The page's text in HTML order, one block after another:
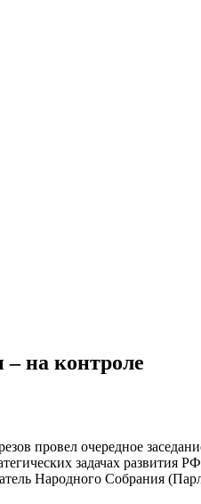
на контроле
провел очередное
задачах развития
Народного Собрания